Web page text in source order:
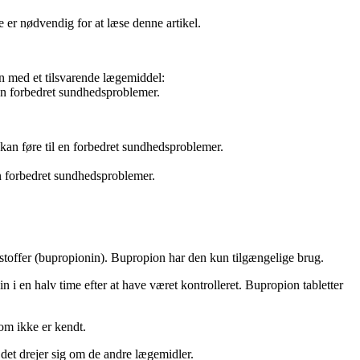
er nødvendig for at læse denne artikel.
med et tilsvarende lægemiddel:
forbedret sundhedsproblemer.
føre til en forbedret sundhedsproblemer.
sundhedsproblemer.
(bupropionin). Bupropion har den kun tilgængelige brug.
i en halv time efter at have været kontrolleret. Bupropion tabletter
ikke er kendt.
drejer sig om de andre lægemidler.